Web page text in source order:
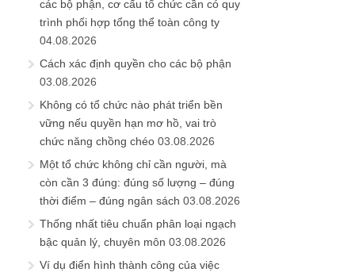
các bộ phận, cơ cấu tổ chức cần có quy
trình phối hợp tổng thể toàn công ty
04.08.2026
Cách xác định quyền cho các bộ phận
03.08.2026
Không có tổ chức nào phát triển bền
vững nếu quyền hạn mơ hồ, vai trò
chức năng chồng chéo 03.08.2026
Một tổ chức không chỉ cần người, mà
còn cần 3 đúng: đúng số lượng – đúng
thời điểm – đúng ngân sách 03.08.2026
Thống nhất tiêu chuẩn phân loại ngạch
bậc quản lý, chuyên môn 03.08.2026
Ví dụ điển hình thành công của việc